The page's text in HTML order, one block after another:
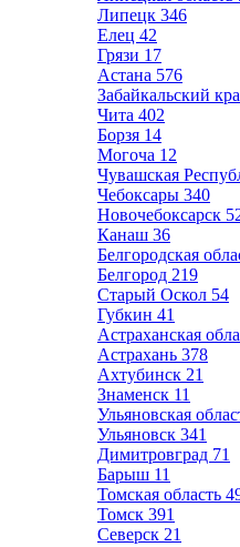
Липецк 346
Елец 42
Грязи 17
Астана 576
Забайкальский
Чита 402
Борзя 14
Могоча 12
Чувашская
Чебоксары 340
Новочебоксарск
Канаш 36
Белгородская
Белгород 219
Старый Оскол 54
Губкин 41
Астраханская
Астрахань 378
Ахтубинск 21
Знаменск 11
Ульяновская
Ульяновск 341
Димитровград 71
Барыш 11
Томская область
Томск 391
Северск 21